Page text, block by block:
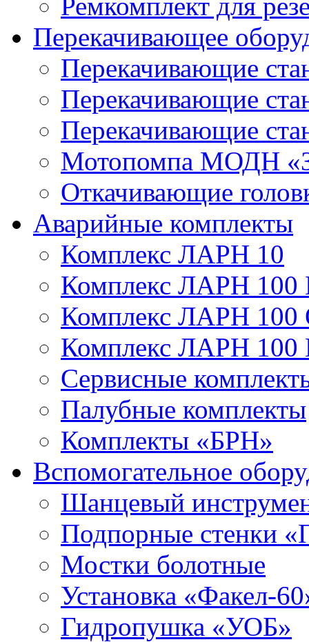
Перекачивающее
Перекачивающие
Перекачивающие
Перекачивающие
Мотопомпа МОДН
Откачивающие
Аварийные комплекты
Комплекс ЛАРН 10
Комплекс ЛАРН 100
Комплекс ЛАРН 100
Комплекс ЛАРН 100
Сервисные
Палубные комплекты
Комплекты «БРН»
Вспомогательное
Шанцевый
Подпорные стенки
Мостки болотные
Установка «Факел-
Гидропушка «УОБ»